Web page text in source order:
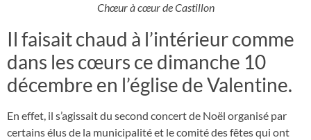
Chœur à cœur de Castillon
Il faisait chaud à l’intérieur comme
dans les cœurs ce dimanche 10
décembre en l’église de Valentine.
En effet, il s’agissait du second concert de Noël organisé par
certains élus de la municipalité et le comité des fêtes qui ont